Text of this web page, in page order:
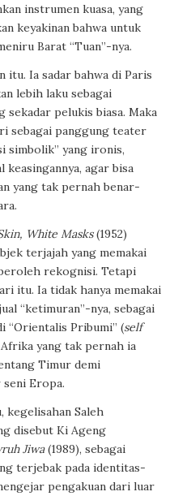
instrumen kuasa, yang
keyakinan bahwa untuk
Barat “Tuan”-nya.
itu. Ia sadar bahwa di Paris
lebih laku sebagai
sekadar pelukis biasa. Maka
sebagai panggung teater
simbolik” yang ironis,
keasingannya, agar bisa
yang tak pernah benar-
White Masks(1952)
terjajah yang memakai
rekognisi. Tetapi
itu. Ia tidak hanya memakai
“ketimuran”-nya, sebagai
“Orientalis Pribumi” (self
yang tak pernah ia
Timur demi
seni Eropa.
Saleh
disebut Ki Ageng
Jiwa(1989), sebagai
terjebak pada identitas-
pengakuan dari luar